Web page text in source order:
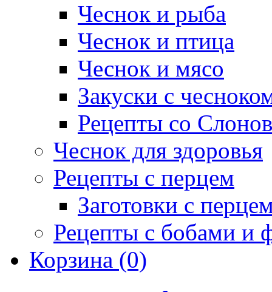
Чеснок и рыба
Чеснок и птица
Чеснок и мясо
Закуски с
Рецепты со
Чеснок для здоровья
Рецепты с перцем
Заготовки с
Рецепты с бобами и
Корзина (0)